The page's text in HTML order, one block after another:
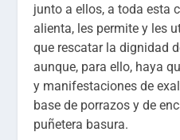
junto a ellos, a toda esta
alienta, les permite y les
que rescatar la dignidad
aunque, para ello, haya
y manifestaciones de
base de porrazos y de
puñetera basura.